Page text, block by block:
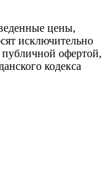
цены,
исключительно
публичной офертой,
кодекса